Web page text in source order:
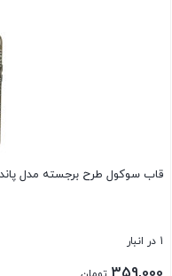
قاب سوکول طرح برجسته مدل پاندا
1 در انبار